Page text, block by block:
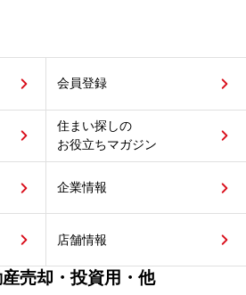
会員登録
住まい探しの
お役立ちマガジン
企業情報
店舗情報
売却・投資用・他